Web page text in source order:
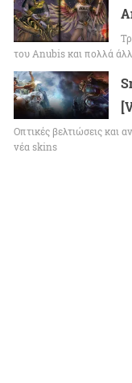
του Anubis και πολλά
Οπτικές βελτιώσεις και
νέα skins